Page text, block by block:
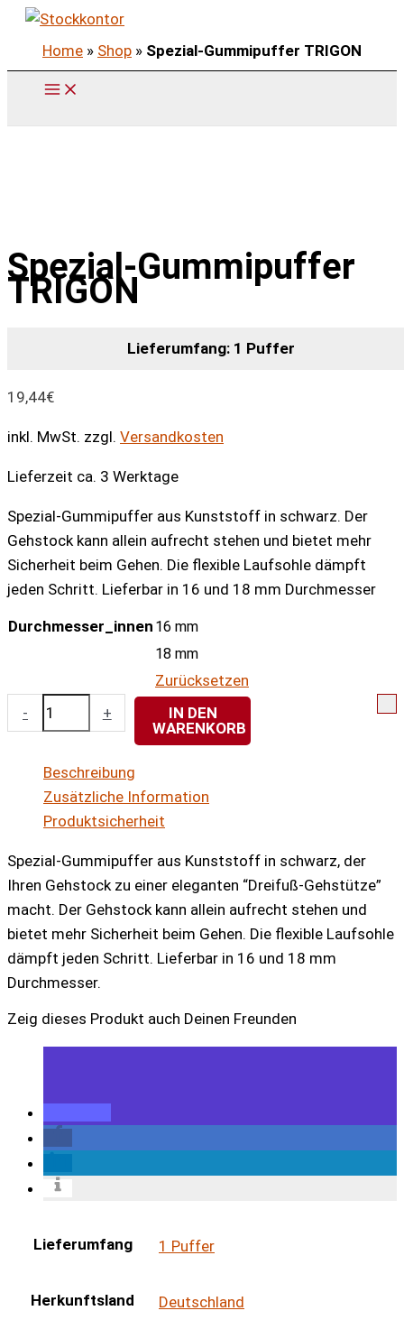
Zum
Inhalt
springen
Home » Shop » Spezial-Gummipuffer TRIGON
Spezial-Gummipuffer
TRIGON
Lieferumfang: 1 Puffer
19,44€
inkl. MwSt. zzgl. Versandkosten
Lieferzeit ca. 3 Werktage
Spezial-Gummipuffer aus Kunststoff in schwarz. Der
Gehstock kann allein aufrecht stehen und bietet mehr
Sicherheit beim Gehen. Die flexible Laufsohle dämpft
jeden Schritt. Lieferbar in 16 und 18 mm Durchmesser
Durchmesser_innen 16 mm
18 mm
Zurücksetzen
-
Spezial-
Gummipuffer
Menge
+
IN DEN
WARENKORB
Beschreibung
Zusätzliche Information
Produktsicherheit
Spezial-Gummipuffer aus Kunststoff in schwarz, der
Ihren Gehstock zu einer eleganten “Dreifuß-Gehstütze”
macht. Der Gehstock kann allein aufrecht stehen und
bietet mehr Sicherheit beim Gehen. Die flexible Laufsohle
dämpft jeden Schritt. Lieferbar in 16 und 18 mm
Durchmesser.
Zeig dieses Produkt auch Deinen Freunden
Lieferumfang 1 Puffer
Herkunftsland Deutschland